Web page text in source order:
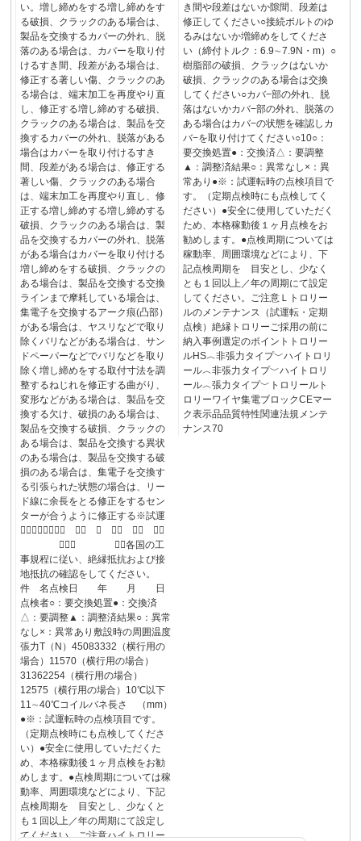
い。増し締めをする増し締めをす
る破損、クラックのある場合は、
製品を交換するカバーの外れ、脱
落のある場合は、カバーを取り付
けるすき間、段差がある場合は、
修正する著しい傷、クラックのあ
る場合は、端末加工を再度やり直
し、修正する増し締めする破損、
クラックのある場合は、製品を交
換するカバーの外れ、脱落がある
場合はカバーを取り付けるすき
間、段差がある場合は、修正する
著しい傷、クラックのある場合
は、端末加工を再度やり直し、修
正する増し締めする増し締めする
破損、クラックのある場合は、製
品を交換するカバーの外れ、脱落
がある場合はカバーを取り付ける
増し締めをする破損、クラックの
ある場合は、製品を交換する交換
ラインまで摩耗している場合は、
集電子を交換するアーク痕(凸部）
がある場合は、ヤスリなどで取り
除くバリなどがある場合は、サン
ドペーパーなどでバリなどを取り
除く増し締めをする取付寸法を調
整するねじれを修正する曲がり、
変形などがある場合は、製品を交
換する欠け、破損のある場合は、
製品を交換する破損、クラックの
ある場合は、製品を交換する異状
のある場合は、製品を交換する破
損のある場合は、集電子を交換す
る引張られた状態の場合は、リー
ド線に余長をとる修正をするセン
ターが合うように修正する※試運
転⃝⃝⃝⃝⃝⃝⃝ ⃝⃝ ⃝ ⃝⃝ ⃝⃝ ⃝⃝
⃝⃝⃝ ⃝⃝各国の工
事規程に従い、絶縁抵抗および接
地抵抗の確認をしてください。
件 名点検日 年 月 日
点検者○：要交換処置●：交換済
△：要調整▲：調整済結果○：異常
なし×：異常あり敷設時の周囲温度
張力T（N）45083332（横行用の
場合）11570（横行用の場合）
31362254（横行用の場合）
12575（横行用の場合）10℃以下
11∼40℃コイルバネ長さ （mm）
●※：試運転時の点検項目です。
（定期点検時にも点検してくださ
い）●安全に使用していただくた
め、本格稼動後１ヶ月点検をお勧
めします。●点検周期については稼
動率、周囲環境などにより、下記
点検周期を 目安とし、少なくと
も１回以上／年の周期にて設定し
てください。ご注意ハイトロリー
き間や段差はないか隙間、段差は
修正してください○接続ボルトのゆ
るみはないか増締めをしてくださ
い（締付トルク：6.9∼7.9N・m）○
樹脂部の破損、クラックはないか
破損、クラックのある場合は交換
してください○カバ−部の外れ、脱
落はないかカバ−部の外れ、脱落の
ある場合はカバ−の状態を確認しカ
バ−を取り付けてください○10○：
要交換処置●：交換済△：要調整
▲：調整済結果○：異常なし×：異
常あり●※：試運転時の点検項目で
す。（定期点検時にも点検してく
ださい）●安全に使用していただく
ため、本格稼動後１ヶ月点検をお
勧めします。●点検周期については
稼動率、周囲環境などにより、下
記点検周期を 目安とし、少なく
とも１回以上／年の周期にて設定
してください。ご注意Ｌトロリー
ルのメンテナンス（試運転・定期
点検）絶縁トロリーご採用の前に
納入事例選定のポイントトロリー
ルHS︿非張力タイプ﹀ハイトロリ
ール︿非張力タイプ﹀ハイトロリ
ール︿張力タイプ﹀トロリールト
ロリーワイヤ集電ブロックCEマー
ク表示品品質特性関連法規メンテ
ナンス70